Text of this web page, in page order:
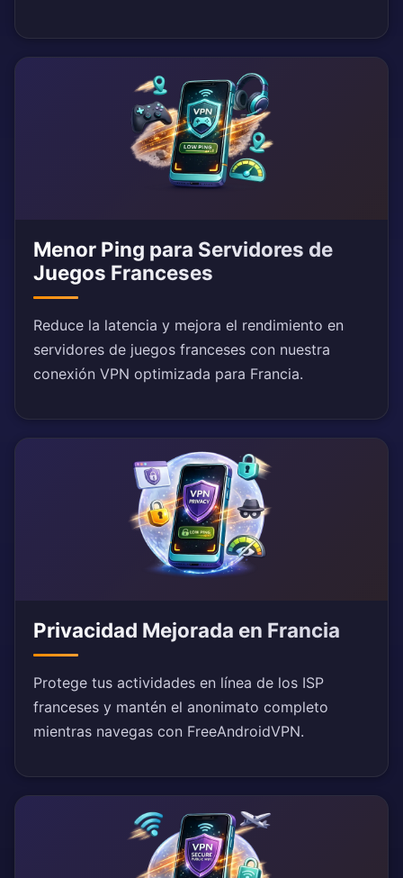
Menor Ping para Servidores de
Juegos Franceses
Reduce la latencia y mejora el rendimiento en
servidores de juegos franceses con nuestra
conexión VPN optimizada para Francia.
Privacidad Mejorada en Francia
Protege tus actividades en línea de los ISP
franceses y mantén el anonimato completo
mientras navegas con FreeAndroidVPN.